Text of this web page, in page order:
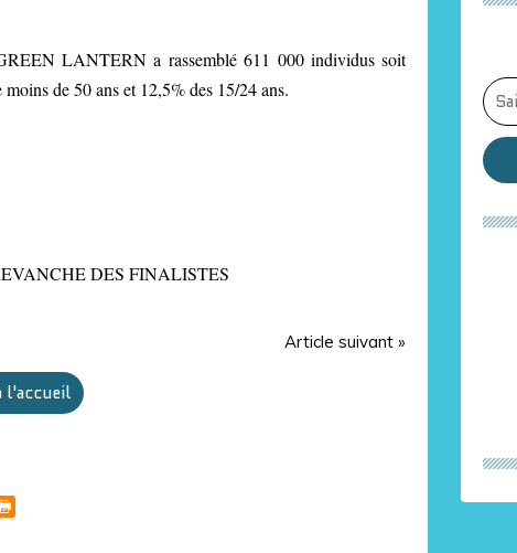
LANTERN a rassemblé 611 000 individus soit
de 50 ans et 12,5% des 15/24 ans.
DES FINALISTES
Article suivant »
l'accueil